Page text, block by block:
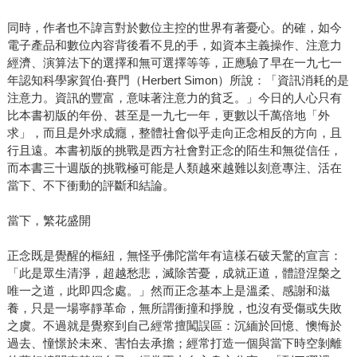
同時，作者也不諱言對於數位主控的世界有著憂心。的確，如今
電子產品和數位內容背後看不見的手，如資本主義操作、注意力
經濟、演算法下的選擇和無可選擇等等，正應驗了早在一九七一
年認知科學家賀伯‧賽門（Herbert Simon）所說：「資訊消耗的是
注意力。資訊的豐富，意味著注意力的貧乏。」今日的人心只有
比本書初版的年份、甚至是一九七一年，更數以千萬倍地「外
求」，而且是外求成癮，整體社會似乎走向正念相反的方向，且
行且遠。本書初版的挑戰是西方社會對正念的陌生和無從信任，
而本書三十週版的挑戰極可能是人類越來越難以刻意專注、活在
當下、不下衝動的評斷和結論。
當下，繁花盛開
正念既是覺醒的樞紐，無怪乎佛陀當年有這樣石破天驚的宣言：
「此是眾生清淨，超越愁悲，滅除苦憂，成就正道，體證涅槃之
唯一之道，此即四念處。」然而正念基本上是溫柔、感謝和滋
養，只是一場寧靜革命，無所謂衝撞和掙脫，也沒有受傷或失敗
之虞。不過就是覺察到自己經常擅闖誤區：沉緬於回憶、懊悔於
過去、憧憬於未來、害怕去承擔；經常打造一個與當下時空剝離